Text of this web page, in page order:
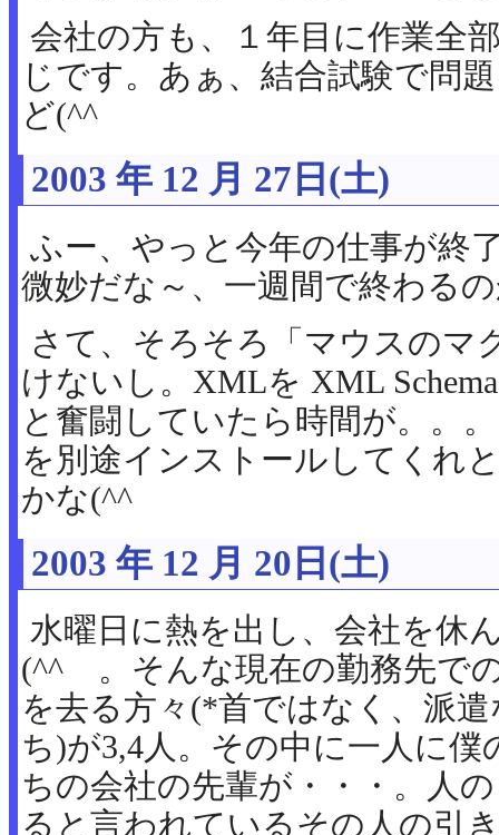
会社の方も、１年目に作業全
じです。あぁ、結合試験で問
ど(^^ゞ
2003 年 12 月 27日(土)
ふー、やっと今年の仕事が終
微妙だな～、一週間で終わる
さて、そろそろ「マウスのマ
けないし。XMLを XML
と奮闘していたら時間が。。
を別途インストールしてくれ
かな(^^ゞ
2003 年 12 月 20日(土)
水曜日に熱を出し、会社を休
(^^ゞ。そんな現在の勤務先で
を去る方々(*首ではなく、派
ち)が3,4人。その中に一人に
ちの会社の先輩が・・・。人
ると言われているその人の引